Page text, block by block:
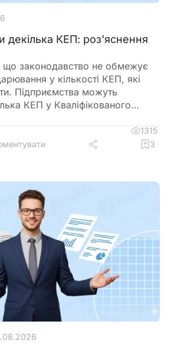
КЕП: роз'яснення
законодавство не обмежує
у кількості КЕП, які
Підприємства можуть
КЕП у Кваліфікованого
1315
3